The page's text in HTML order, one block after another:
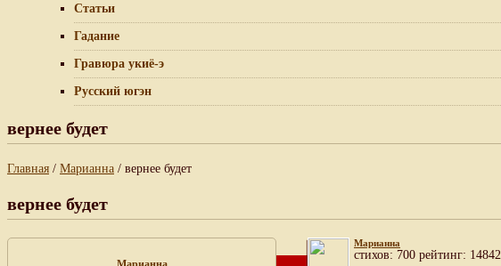
Статьи
Гадание
Гравюра укиё-э
Русский югэн
вернее будет
Главная / Марианна / вернее будет
вернее будет
Марианна
cтихов: 700 рейтинг: 14842